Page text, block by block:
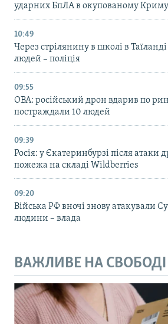
ударних БпЛА в окупованому Криму
10:49
Через стрілянину в школі в
людей – поліція
09:55
ОВА: російський дрон вдарив по
постраждали 10 людей
09:39
Росія: у Єкатеринбурзі після атаки
пожежа на складі Wildberries
09:20
Війська РФ вночі знову атакували
людини – влада
ВАЖЛИВЕ НА СВОБОДІ